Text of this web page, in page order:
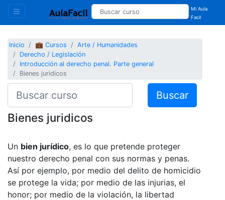
Mi Aula
Facil
Inicio 💼 Cursos
Arte / Humanidades
Derecho / Legislación
Introducción al derecho penal. Parte general
Bienes juridicos
Buscar
Bienes juridicos
Un bien jurídico, es lo que pretende proteger
nuestro derecho penal con sus normas y penas.
Así por ejemplo, por medio del delito de homicidio
se protege la vida; por medio de las injurias, el
honor; por medio de la violación, la libertad